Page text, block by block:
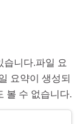
습니다.파일 요
요약이 생성되
볼 수 없습니다.